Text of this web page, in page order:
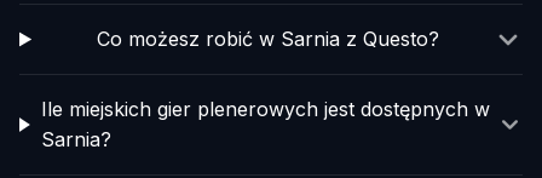
Co możesz robić w Sarnia z Questo?
Ile miejskich gier plenerowych jest dostępnych w
Sarnia?